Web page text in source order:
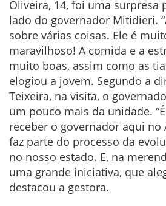
Oliveira, 14, foi uma surpresa
lado do governador Mitidieri.
sobre várias coisas. Ele é
maravilhoso! A comida e a
muito boas, assim como as
elogiou a jovem. Segundo a
Teixeira, na visita, o
um pouco mais da unidade.
receber o governador aqui no
faz parte do processo da
no nosso estado. E, na
uma grande iniciativa, que
destacou a gestora.